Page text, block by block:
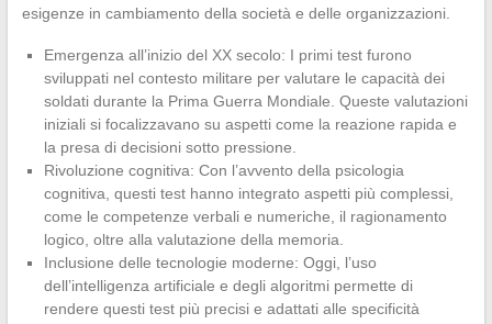
esigenze in cambiamento della società e delle organizzazioni.
Emergenza all’inizio del XX secolo: I primi test furono
sviluppati nel contesto militare per valutare le capacità dei
soldati durante la Prima Guerra Mondiale. Queste valutazioni
iniziali si focalizzavano su aspetti come la reazione rapida e
la presa di decisioni sotto pressione.
Rivoluzione cognitiva: Con l’avvento della psicologia
cognitiva, questi test hanno integrato aspetti più complessi,
come le competenze verbali e numeriche, il ragionamento
logico, oltre alla valutazione della memoria.
Inclusione delle tecnologie moderne: Oggi, l’uso
dell’intelligenza artificiale e degli algoritmi permette di
rendere questi test più precisi e adattati alle specificità